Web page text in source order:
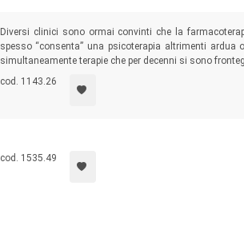
Diversi clinici sono ormai convinti che la
spesso “consenta” una psicoterapia altrimenti
simultaneamente terapie che per decenni si sono
cod. 1143.26
cod. 1535.49